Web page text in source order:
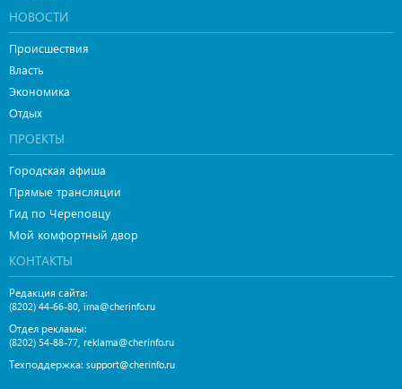
НОВОСТИ
Происшествия
Власть
Экономика
Отдых
ПРОЕКТЫ
Городская афиша
Прямые трансляции
Гид по Череповцу
Мой комфортный двор
КОНТАКТЫ
Редакция сайта:
(8202) 44-66-80 ima@cherinfo.ru
Отдел рекламы:
(8202) 54-88-77 reklama@cherinfo.ru
Техподдержка: support@cherinfo.ru